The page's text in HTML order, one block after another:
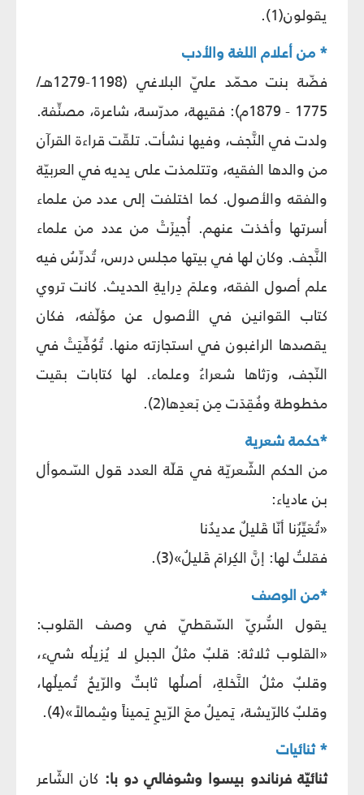
يقولون(1).
* من أعلام اللغة والأدب
فضّة بنت محمّد عليّ البلاغي (1198-1279هـ/
1775 - 1879م): فقيهة، مدرّسة، شاعرة، مصنِّفة.
ولدت في النَّجف، وفيها نشأت. تلقّت قراءة القرآن
من والدها الفقيه، وتتلمذت على يديه في العربيّة
والفقه والأصول. كما اختلفت إلى عدد من علماء
أسرتها وأخذت عنهم. أُجيزَتْ من عدد من علماء
النَّجف. وكان لها في بيتها مجلس درس، تُدرِّسُ فيه
علم أصول الفقه، وعلمَ دِرايةِ الحديث. كانت تروي
كتاب القوانين في الأصول عن مؤلّفه، فكان
يقصدها الراغبون في استجازته منها. تُوُفِّيَتْ في
النّجف، ورَثاها شعراءُ وعلماء. لها كتابات بقيت
مخطوطة وفُقِدَت مِن بَعدِها(2).
*حكمة شعرية
من الحكم الشّعريّة في قلّة العدد قول السّموأل
بن عادياء:
«تُعَيِّرُنا أنّا قَليلٌ عديدُنا
فقلتُ لها: إنَّ الكِرامَ قَليلُ»(3).
*من الوصف
يقول السُّريّ السّقطيّ في وصف القلوب:
«القلوب ثلاثة: قلبٌ مثلُ الجبلِ لا يُزيلُه شيء،
وقلبٌ مثلُ النَّخلةِ، أصلُها ثابتٌ والرّيحُ تُميلُها،
وقلبٌ كالرّيشة، يَميلُ معَ الرّيحِ يَميناً وشِمالاً»(4).
* ثنائيات
ثنائيّة فرناندو بيسوا وشوفالي دو با: كان الشّاعر